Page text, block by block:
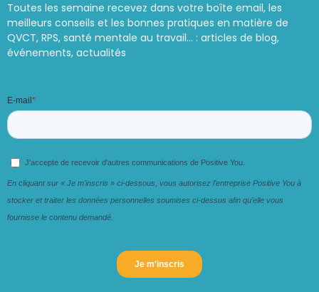
Toutes les semaine recevez dans votre boîte email, les
meilleurs conseils et les bonnes pratiques en matière de
QVCT, RPS, santé mentale au travail… : articles de blog,
événements, actualités